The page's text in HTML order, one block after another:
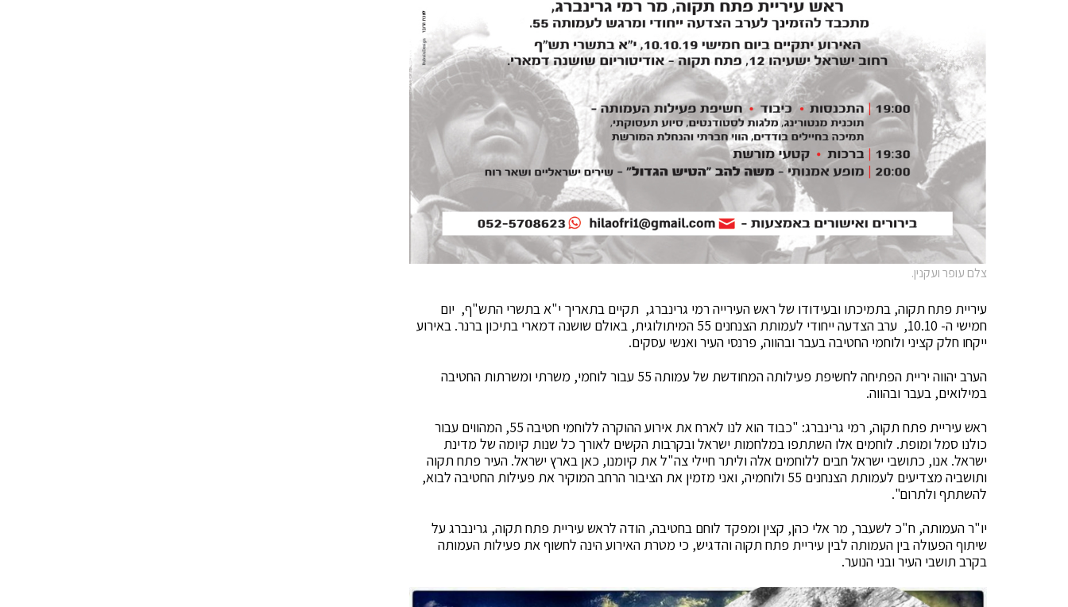
צלם עופר ועקנין.
עיריית פתח תקוה, בתמיכתו ובעידודו של ראש העירייה רמי גרינברג, תקיים בתאריך י"א בתשרי התש"ף, יום
חמישי ה- 10.10, ערב הצדעה ייחודי לעמותת הצנחנים 55 המיתולוגית, באולם שושנה דמארי בתיכון ברנר. באירוע
ייקחו חלק קציני ולוחמי החטיבה בעבר ובהווה, פרנסי העיר ואנשי עסקים.
הערב יהווה יריית הפתיחה לחשיפת פעילותה המחודשת של עמותה 55 עבור לוחמי, משרתי ומשרתות החטיבה
במילואים, בעבר ובהווה.
ראש עיריית פתח תקוה, רמי גרינברג: "כבוד הוא לנו לארח את אירוע ההוקרה ללוחמי חטיבה 55, המהווים עבור
כולנו סמל ומופת. לוחמים אלו השתתפו במלחמות ישראל ובקרבות הקשים לאורך כל שנות קיומה של מדינת
ישראל. אנו, כתושבי ישראל חבים ללוחמים אלה וליתר חיילי צה"ל את קיומנו, כאן בארץ ישראל. העיר פתח תקוה
ותושביה מצדיעים לעמותת הצנחנים 55 ולוחמיה, ואני מזמין את הציבור הרחב המוקיר את פעילות החטיבה לבוא,
להשתתף ולתרום".
יו"ר העמותה, ח"כ לשעבר, מר אלי כהן, קצין ומפקד לוחם בחטיבה, הודה לראש עיריית פתח תקוה, גרינברג על
שיתוף הפעולה בין העמותה לבין עיריית פתח תקוה והדגיש, כי מטרת האירוע הינה לחשוף את פעילות העמותה
בקרב תושבי העיר ובני הנוער.